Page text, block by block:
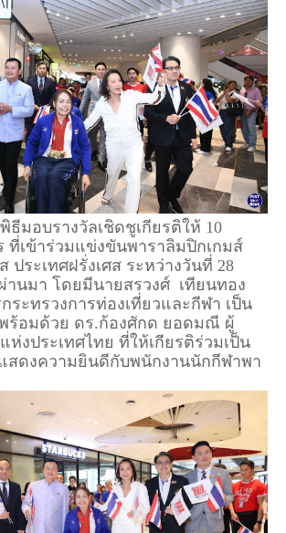
อบรางวัลเชิดชูเกียรติให้ 10
ที่เข้าร่วมแข่งขันพาราลิมปิกเกมส์
ประเทศฝรั่งเศส ระหว่างวันที่ 28
านมา โดยมีนายสรวงศ์ เทียนทอง
ระทรวงการท่องเที่ยวและกีฬา เป็น
ร้อมด้วย ดร.ก้องศักด ยอดมณี ผู้
ห่งประเทศไทย ที่ให้เกียรติร่วมเป็น
สดงความยินดีกับพนักงานนักกีฬาพา